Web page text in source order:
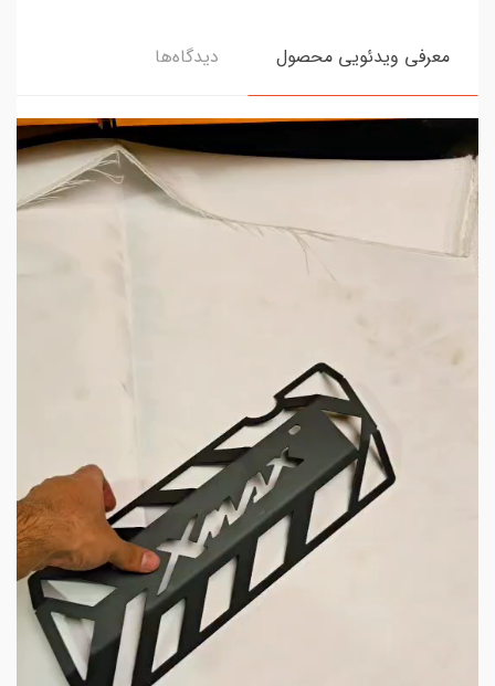
معرفی ویدئویی محصول دیدگاه‌ها